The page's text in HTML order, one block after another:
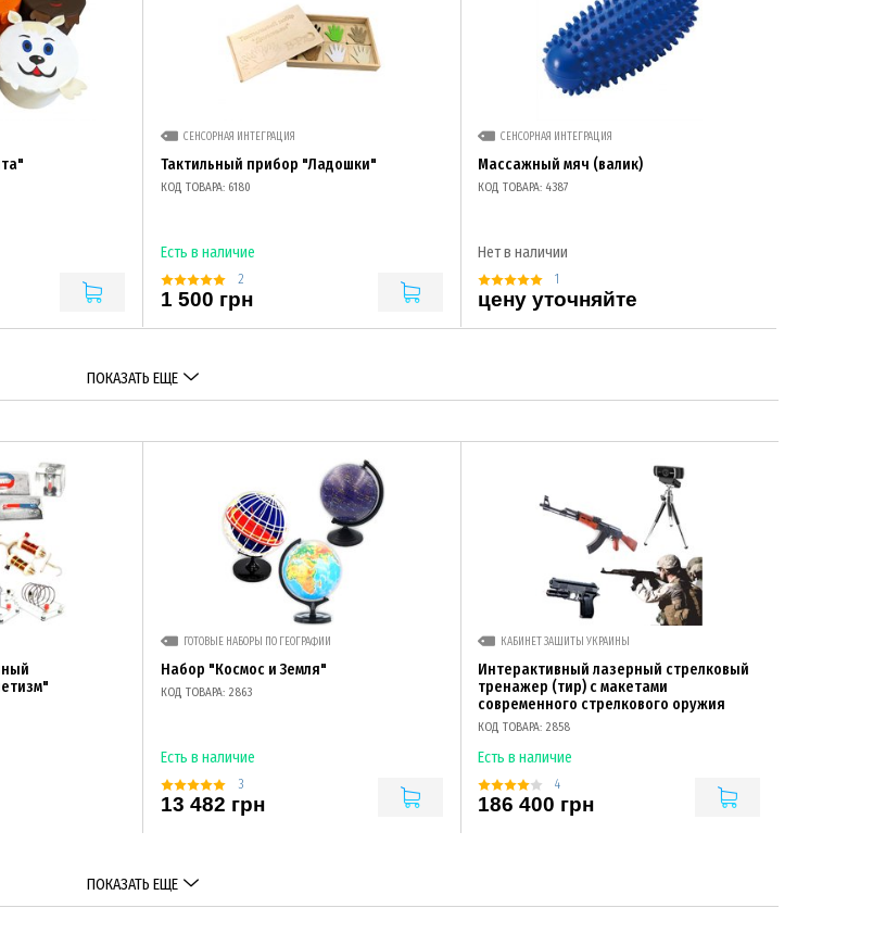
СЕНСОРНАЯ ИНТЕГРАЦИЯ
Тактильный прибор "Ладошки"
КОД ТОВАРА: 6180
Есть в наличие
2
1 500 грн
СЕНСОРНАЯ ИНТЕГРАЦИЯ
Массажный мяч (валик)
КОД ТОВАРА: 4387
Нет в наличии
1
цену уточняйте
ПОКАЗАТЬ ЕЩЕ
ГОТОВЫЕ НАБОРЫ ПО ГЕОГРАФИИ
Набор "Космос и Земля"
КОД ТОВАРА: 2863
Есть в наличие
3
13 482 грн
КАБИНЕТ ЗАЩИТЫ УКРАИНЫ
Интерактивный лазерный стрелковый
тренажер (тир) с макетами
современного стрелкового оружия
КОД ТОВАРА: 2858
Есть в наличие
4
186 400 грн
ПОКАЗАТЬ ЕЩЕ